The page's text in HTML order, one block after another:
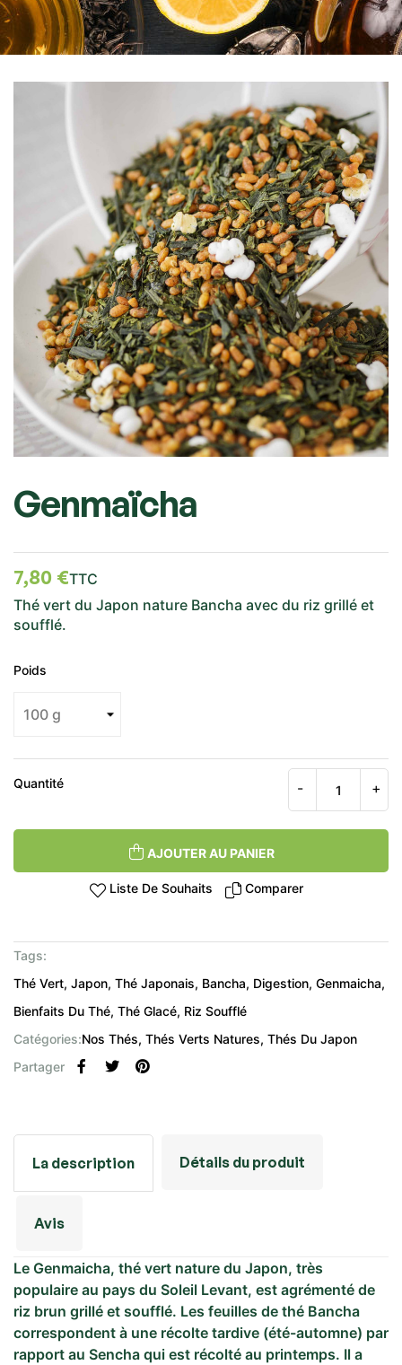
Genmaïcha
7,80 €TTC
Thé vert du Japon nature Bancha avec du riz grillé et
soufflé.
Poids
Quantité
AJOUTER AU PANIER
Liste De Souhaits Comparer
Tags:
Thé Vert Japon Thé Japonais Bancha Digestion Genmaicha
Bienfaits Du Thé Thé Glacé Riz Soufflé
Catégories:Nos Thés Thés Verts Natures Thés Du Japon
Partager
La description Détails du produit
Avis
Le Genmaicha, thé vert nature du Japon, très
populaire au pays du Soleil Levant, est agrémenté de
riz brun grillé et soufflé. Les feuilles de thé Bancha
correspondent à une récolte tardive (été-automne) par
rapport au Sencha qui est récolté au printemps. Il a